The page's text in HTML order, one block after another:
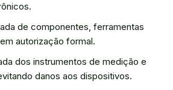
de componentes, ferramentas
autorização formal.
dos instrumentos de medição e
danos aos dispositivos.